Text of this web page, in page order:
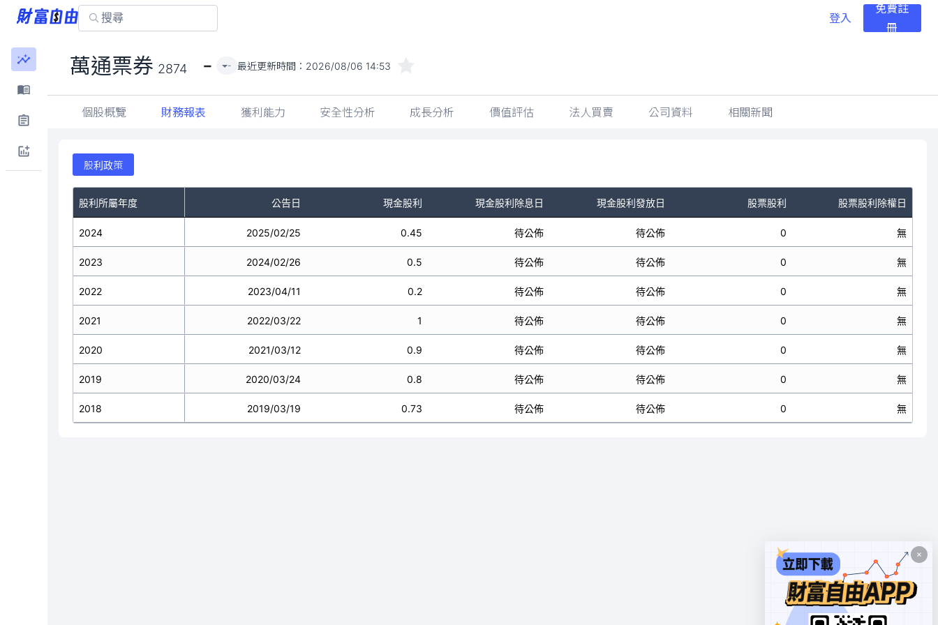
登入
免費註
冊
萬通票券 2874 - - 最近更新時間： 2026/08/06 14:53
個股概覽 財務報表 獲利能力 安全性分析 成長分析 價值評估 法人買賣 公司資料 相關新聞
股利政策
股利所屬年度 公告日 現金股利 現金股利除息日 現金股利發放日 股票股利 股票股利除權日
2024
2023
2022
2021
2020
2019
2018
2025/02/25 0.45 待公佈 待公佈 0 無
2024/02/26 0.5 待公佈 待公佈 0 無
2023/04/11 0.2 待公佈 待公佈 0 無
2022/03/22 1 待公佈 待公佈 0 無
2021/03/12 0.9 待公佈 待公佈 0 無
2020/03/24 0.8 待公佈 待公佈 0 無
2019/03/19 0.73 待公佈 待公佈 0 無